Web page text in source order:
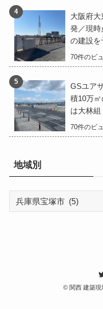
大阪府
発／現時
の建設を
70件のビ
GSユア
積10万
は大林組
70件のビ
地域別
©関西 建築現